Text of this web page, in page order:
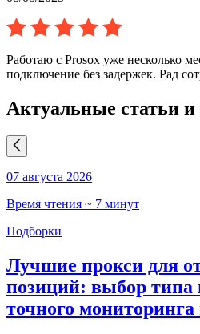
Работаю с Prosox уже несколько
подключение без задержек. Рад
Актуальные статьи и
07 августа 2026
Время чтения ~ 7 минут
Подборки
Лучшие прокси для
позиций: выбор типа
точного